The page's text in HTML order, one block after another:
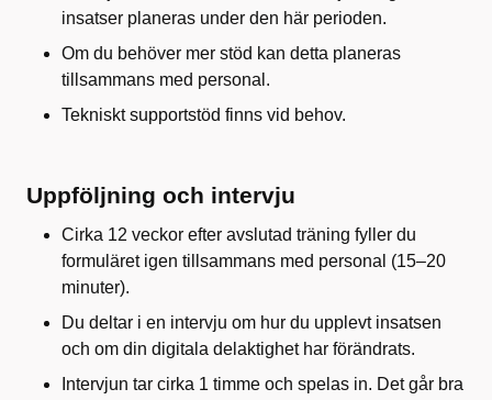
insatser planeras under den här perioden.
Om du behöver mer stöd kan detta planeras
tillsammans med personal.
Tekniskt supportstöd finns vid behov.
Uppföljning och intervju
Cirka 12 veckor efter avslutad träning fyller du
formuläret igen tillsammans med personal (15–20
minuter).
Du deltar i en intervju om hur du upplevt insatsen
och om din digitala delaktighet har förändrats.
Intervjun tar cirka 1 timme och spelas in. Det går bra